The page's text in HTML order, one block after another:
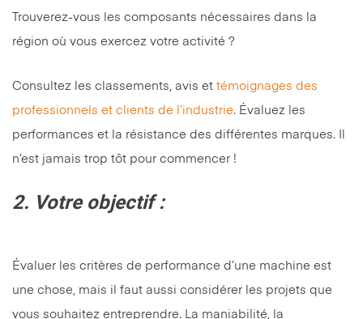
Trouverez-vous les composants nécessaires dans la
région où vous exercez votre activité ?
Consultez les classements, avis et témoignages des
professionnels et clients de l’industrie. Évaluez les
performances et la résistance des différentes marques. Il
n’est jamais trop tôt pour commencer !
2. Votre objectif :
Évaluer les critères de performance d’une machine est
une chose, mais il faut aussi considérer les projets que
vous souhaitez entreprendre. La maniabilité, la